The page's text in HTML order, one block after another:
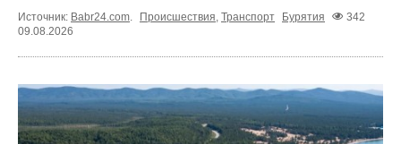
Источник: Babr24.com. Происшествия, Транспорт Бурятия
342
09.08.2026